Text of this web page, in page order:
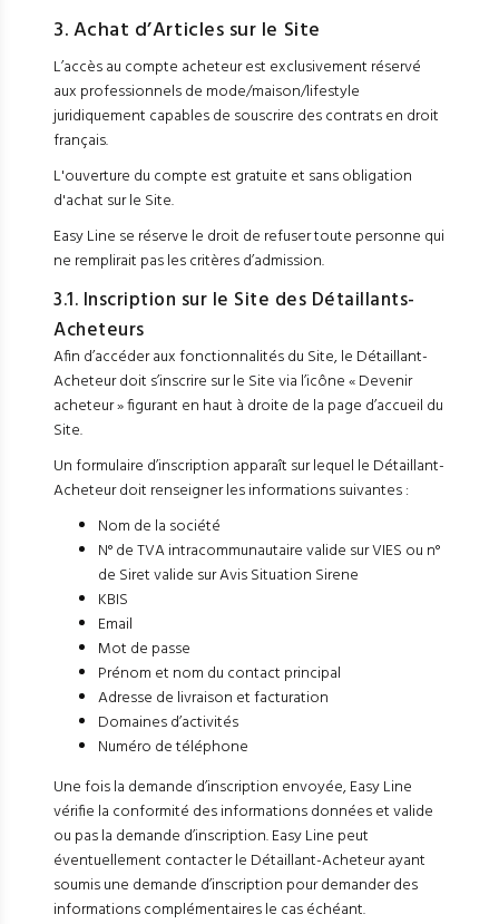
3. Achat d’Articles sur le Site
L’accès au compte acheteur est exclusivement réservé
aux professionnels de mode/maison/lifestyle
juridiquement capables de souscrire des contrats en droit
français.
L'ouverture du compte est gratuite et sans obligation
d'achat sur le Site.
Easy Line se réserve le droit de refuser toute personne qui
ne remplirait pas les critères d’admission.
3.1. Inscription sur le Site des Détaillants-
Acheteurs
Afin d’accéder aux fonctionnalités du Site, le Détaillant-
Acheteur doit s’inscrire sur le Site via l’icône « Devenir
acheteur » figurant en haut à droite de la page d’accueil du
Site.
Un formulaire d’inscription apparaît sur lequel le Détaillant-
Acheteur doit renseigner les informations suivantes :
Nom de la société
N° de TVA intracommunautaire valide sur VIES ou n°
de Siret valide sur Avis Situation Sirene
KBIS
Email
Mot de passe
Prénom et nom du contact principal
Adresse de livraison et facturation
Domaines d’activités
Numéro de téléphone
Une fois la demande d’inscription envoyée, Easy Line
vérifie la conformité des informations données et valide
ou pas la demande d’inscription. Easy Line peut
éventuellement contacter le Détaillant-Acheteur ayant
soumis une demande d’inscription pour demander des
informations complémentaires le cas échéant.